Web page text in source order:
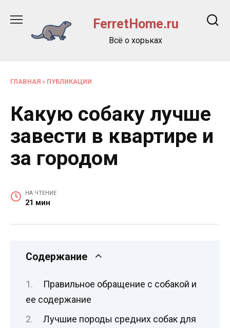
содержанию
FerretHome.ru
Всё о хорьках
ГЛАВНАЯ » ПУБЛИКАЦИИ
Какую собаку лучше
завести в квартире и
за городом
НА ЧТЕНИЕ
21 мин
Содержание
Правильное обращение с собакой и
ее содержание
Лучшие породы средних собак для